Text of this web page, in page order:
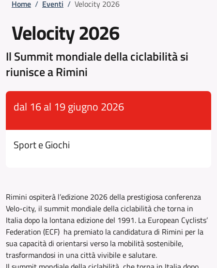
Home / Eventi / Velocity 2026
Velocity 2026
Il Summit mondiale della ciclabilità si
riunisce a Rimini
dal 16 al 19 giugno 2026
Sport e Giochi
Rimini ospiterà l’edizione 2026 della prestigiosa conferenza
Velo-city, il summit mondiale della ciclabilità che torna in
Italia dopo la lontana edizione del 1991. La European Cyclists’
Federation (ECF) ha premiato la candidatura di Rimini per la
sua capacità di orientarsi verso la mobilità sostenibile,
trasformandosi in una città vivibile e salutare.